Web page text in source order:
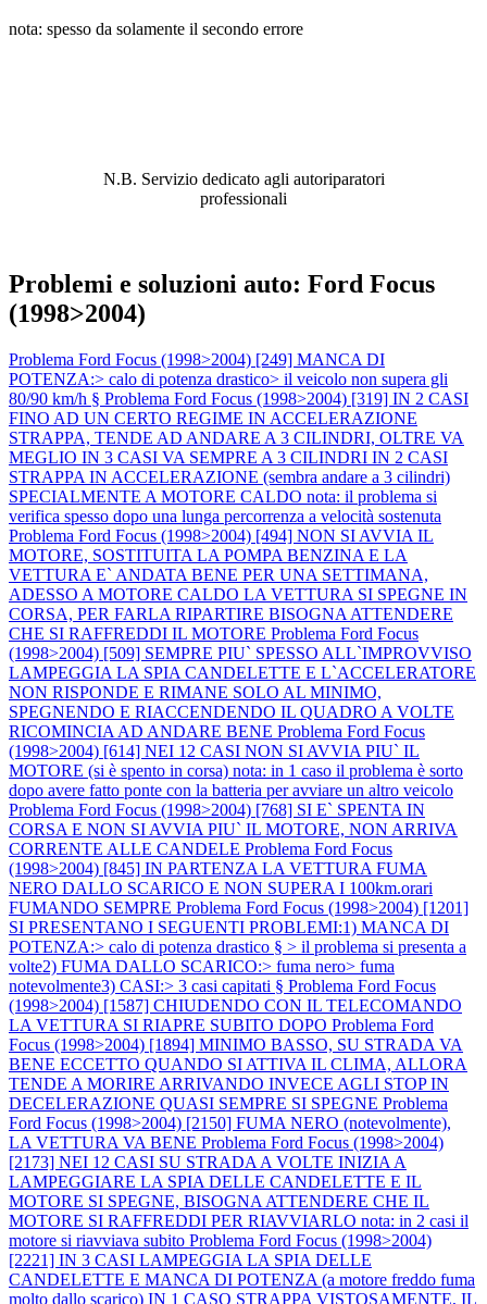
nota: spesso da solamente il secondo errore
N.B. Servizio dedicato agli autoriparatori
professionali
Problemi e soluzioni auto: Ford Focus
(1998>2004)
Problema Ford Focus (1998>2004) [249] MANCA DI
POTENZA:> calo di potenza drastico> il veicolo non supera gli
80/90 km/h § Problema Ford Focus (1998>2004) [319] IN 2 CASI
FINO AD UN CERTO REGIME IN ACCELERAZIONE
STRAPPA, TENDE AD ANDARE A 3 CILINDRI, OLTRE VA
MEGLIO IN 3 CASI VA SEMPRE A 3 CILINDRI IN 2 CASI
STRAPPA IN ACCELERAZIONE (sembra andare a 3 cilindri)
SPECIALMENTE A MOTORE CALDO nota: il problema si
verifica spesso dopo una lunga percorrenza a velocità sostenuta
Problema Ford Focus (1998>2004) [494] NON SI AVVIA IL
MOTORE, SOSTITUITA LA POMPA BENZINA E LA
VETTURA E` ANDATA BENE PER UNA SETTIMANA,
ADESSO A MOTORE CALDO LA VETTURA SI SPEGNE IN
CORSA, PER FARLA RIPARTIRE BISOGNA ATTENDERE
CHE SI RAFFREDDI IL MOTORE Problema Ford Focus
(1998>2004) [509] SEMPRE PIU` SPESSO ALL`IMPROVVISO
LAMPEGGIA LA SPIA CANDELETTE E L`ACCELERATORE
NON RISPONDE E RIMANE SOLO AL MINIMO,
SPEGNENDO E RIACCENDENDO IL QUADRO A VOLTE
RICOMINCIA AD ANDARE BENE Problema Ford Focus
(1998>2004) [614] NEI 12 CASI NON SI AVVIA PIU` IL
MOTORE (si è spento in corsa) nota: in 1 caso il problema è sorto
dopo avere fatto ponte con la batteria per avviare un altro veicolo
Problema Ford Focus (1998>2004) [768] SI E` SPENTA IN
CORSA E NON SI AVVIA PIU` IL MOTORE, NON ARRIVA
CORRENTE ALLE CANDELE Problema Ford Focus
(1998>2004) [845] IN PARTENZA LA VETTURA FUMA
NERO DALLO SCARICO E NON SUPERA I 100km.orari
FUMANDO SEMPRE Problema Ford Focus (1998>2004) [1201]
SI PRESENTANO I SEGUENTI PROBLEMI:1) MANCA DI
POTENZA:> calo di potenza drastico § > il problema si presenta a
volte2) FUMA DALLO SCARICO:> fuma nero> fuma
notevolmente3) CASI:> 3 casi capitati § Problema Ford Focus
(1998>2004) [1587] CHIUDENDO CON IL TELECOMANDO
LA VETTURA SI RIAPRE SUBITO DOPO Problema Ford
Focus (1998>2004) [1894] MINIMO BASSO, SU STRADA VA
BENE ECCETTO QUANDO SI ATTIVA IL CLIMA, ALLORA
TENDE A MORIRE ARRIVANDO INVECE AGLI STOP IN
DECELERAZIONE QUASI SEMPRE SI SPEGNE Problema
Ford Focus (1998>2004) [2150] FUMA NERO (notevolmente),
LA VETTURA VA BENE Problema Ford Focus (1998>2004)
[2173] NEI 12 CASI SU STRADA A VOLTE INIZIA A
LAMPEGGIARE LA SPIA DELLE CANDELETTE E IL
MOTORE SI SPEGNE, BISOGNA ATTENDERE CHE IL
MOTORE SI RAFFREDDI PER RIAVVIARLO nota: in 2 casi il
motore si riavviava subito Problema Ford Focus (1998>2004)
[2221] IN 3 CASI LAMPEGGIA LA SPIA DELLE
CANDELETTE E MANCA DI POTENZA (a motore freddo fuma
molto dallo scarico) IN 1 CASO STRAPPA VISTOSAMENTE, IL